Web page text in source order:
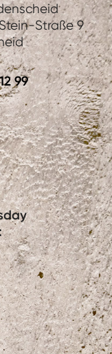
Straße 9
99